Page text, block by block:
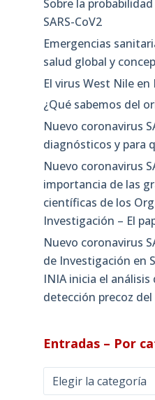
Sobre la
SARS-CoV2
Emergencias
salud global y
El virus West Nile en
¿Qué sabemos del
Nuevo coronavirus
diagnósticos y para
Nuevo coronavirus
importancia de las
científicas de los
Investigación – El
Nuevo coronavirus
de Investigación en
INIA inicia el
detección precoz del
Entradas – Por
Entradas
–